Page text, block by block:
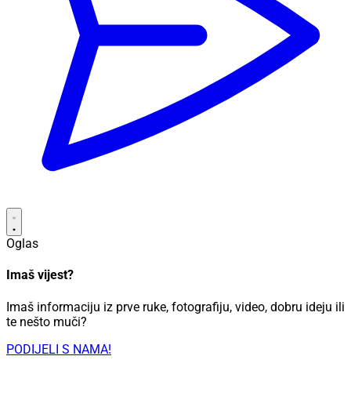
Oglas
Imaš vijest?
Imaš informaciju iz prve ruke, fotografiju, video, dobru ideju ili
te nešto muči?
PODIJELI S NAMA!